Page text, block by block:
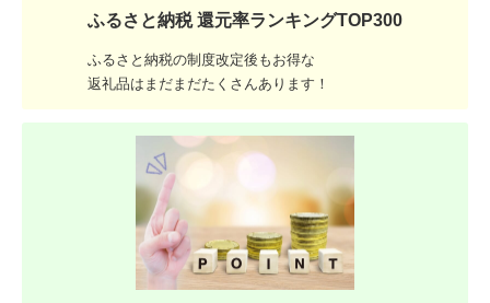
ふるさと納税 還元率ランキングTOP300
ふるさと納税の制度改定後もお得な
返礼品はまだまだたくさんあります！